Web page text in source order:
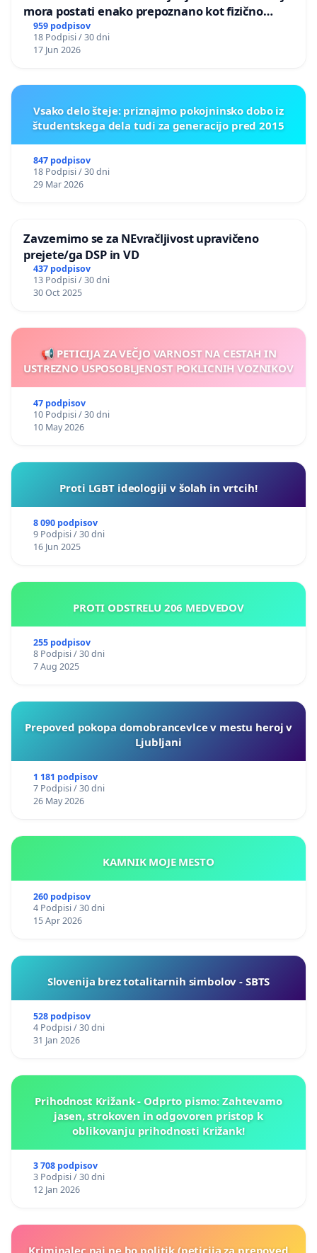
mora postati enako prepoznano kot fizično
nasilje
959 podpisov
18 Podpisi / 30 dni
17 Jun 2026
Vsako delo šteje: priznajmo pokojninsko dobo iz
študentskega dela tudi za generacijo pred 2015
847 podpisov
18 Podpisi / 30 dni
29 Mar 2026
Zavzemimo se za NEvračljivost upravičeno
prejete/ga DSP in VD
437 podpisov
13 Podpisi / 30 dni
30 Oct 2025
📢 PETICIJA ZA VEČJO VARNOST NA CESTAH IN
USTREZNO USPOSOBLJENOST POKLICNIH VOZNIKOV
47 podpisov
10 Podpisi / 30 dni
10 May 2026
Proti LGBT ideologiji v šolah in vrtcih!
8 090 podpisov
9 Podpisi / 30 dni
16 Jun 2025
PROTI ODSTRELU 206 MEDVEDOV
255 podpisov
8 Podpisi / 30 dni
7 Aug 2025
Prepoved pokopa domobrancevlce v mestu heroj v
Ljubljani
1 181 podpisov
7 Podpisi / 30 dni
26 May 2026
KAMNIK MOJE MESTO
260 podpisov
4 Podpisi / 30 dni
15 Apr 2026
Slovenija brez totalitarnih simbolov - SBTS
528 podpisov
4 Podpisi / 30 dni
31 Jan 2026
Prihodnost Križank - Odprto pismo: Zahtevamo
jasen, strokoven in odgovoren pristop k
oblikovanju prihodnosti Križank!
3 708 podpisov
3 Podpisi / 30 dni
12 Jan 2026